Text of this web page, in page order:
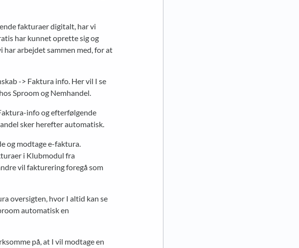
fakturaer digitalt, har vi
har kunnet oprette sig og
har arbejdet sammen med, for at
-> Faktura info. Her vil I se
Sproom og Nemhandel.
info og efterfølgende
sker herefter automatisk.
og modtage e-faktura.
i Klubmodul fra
vil fakturering foregå som
oversigten, hvor I altid kan se
automatisk en
på, at I vil modtage en